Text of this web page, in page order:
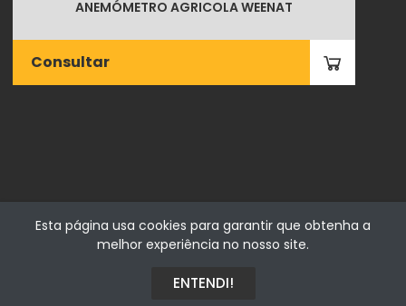
ANEMÓMETRO AGRICOLA WEENAT
Consultar
Fialho & Irmão,Lda. | Horta de Barreiros 7005-208 Évora -
Esta página usa cookies para garantir que obtenha a
melhor experiência no nosso site.
ENTENDI!